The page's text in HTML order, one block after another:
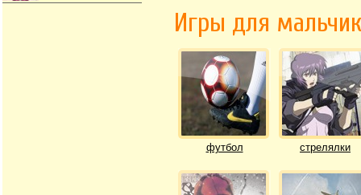
Игры для
футбол стрелялки